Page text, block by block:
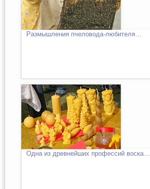
Размышления пчеловода-любителя…
Одна из древнейших профессий воска…